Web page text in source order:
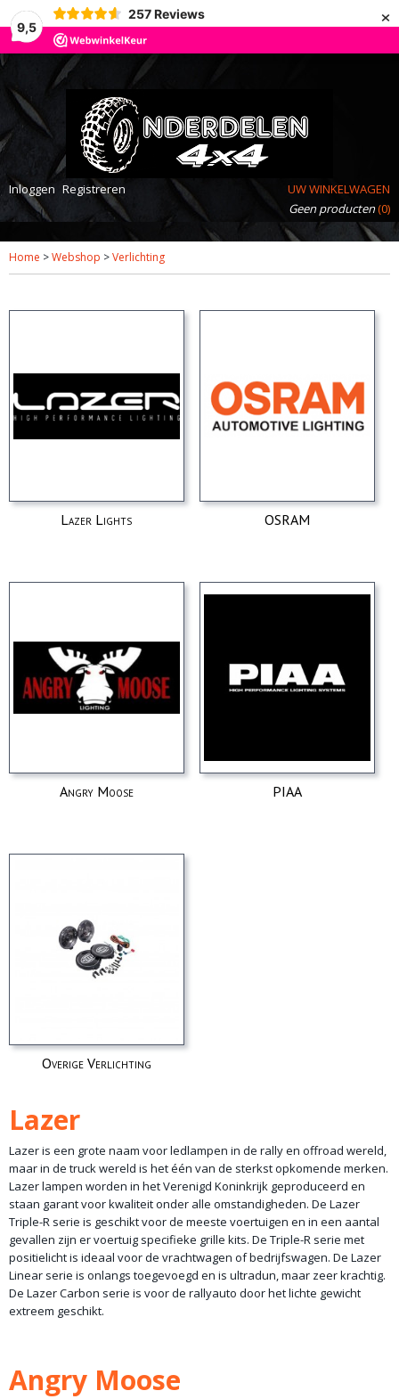
9,5
257 Reviews ×
Inloggen Registreren
UW WINKELWAGEN
Geen producten(0)
Home >Webshop >Verlichting
Lazer Lights OSRAM
Angry Moose PIAA
Overige Verlichting
Lazer
Lazer is een grote naam voor ledlampen in de rally en offroad wereld,
maar in de truck wereld is het één van de sterkst opkomende merken.
Lazer lampen worden in het Verenigd Koninkrijk geproduceerd en
staan garant voor kwaliteit onder alle omstandigheden. De Lazer
Triple-R serie is geschikt voor de meeste voertuigen en in een aantal
gevallen zijn er voertuig specifieke grille kits. De Triple-R serie met
positielicht is ideaal voor de vrachtwagen of bedrijfswagen. De Lazer
Linear serie is onlangs toegevoegd en is ultradun, maar zeer krachtig.
De Lazer Carbon serie is voor de rallyauto door het lichte gewicht
extreem geschikt.
Angry Moose